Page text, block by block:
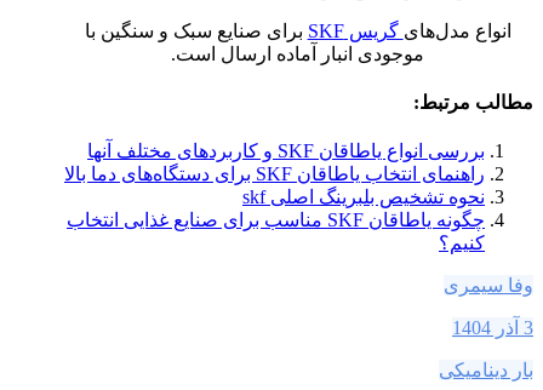
انواع مدل‌های گریس SKF
برای صنایع سبک و سنگین با
موجودی انبار آماده ارسال است.
مطالب مرتبط:
بررسی انواع یاطاقان SKF و کاربردهای مختلف آنها
راهنمای انتخاب یاطاقان SKF برای دستگاه‌های دما بالا
نحوه تشخیص بلبرینگ اصلی skf
چگونه یاطاقان SKF مناسب برای صنایع غذایی انتخاب
کنیم؟
وفا سیمری
3 آذر 1404
بار دینامیکی